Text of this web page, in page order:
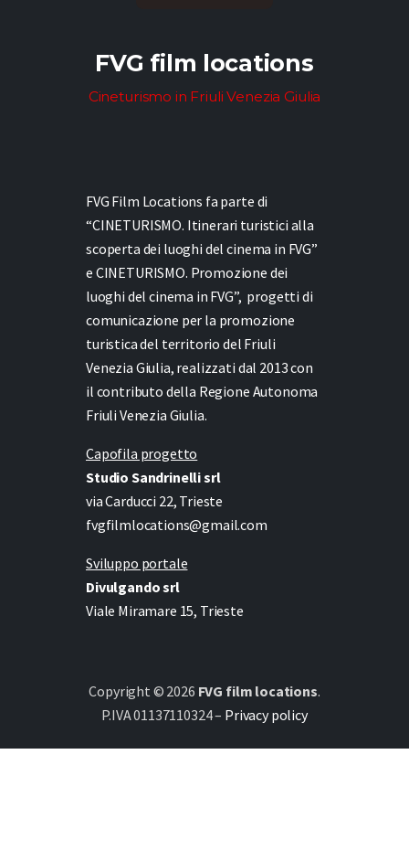
FVG film locations
Cineturismo in Friuli Venezia Giulia
FVG Film Locations fa parte di
“CINETURISMO. Itinerari turistici alla
scoperta dei luoghi del cinema in FVG”
e CINETURISMO. Promozione dei
luoghi del cinema in FVG”, progetti di
comunicazione per la promozione
turistica del territorio del Friuli
Venezia Giulia, realizzati dal 2013 con
il contributo della Regione Autonoma
Friuli Venezia Giulia.
Capofila progetto
Studio Sandrinelli srl
via Carducci 22, Trieste
fvgfilmlocations@gmail.com
Sviluppo portale
Divulgando srl
Viale Miramare 15, Trieste
Copyright © 2026 FVG film locations.
P.IVA 01137110324 – Privacy policy